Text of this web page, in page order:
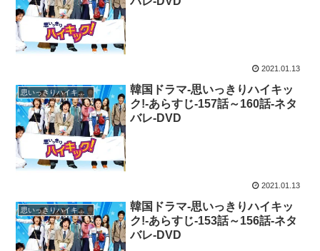
2021.01.13
思いっきりハイキック！
韓国ドラマ-思いっきりハイキッ
ク!-あらすじ-157話～160話-ネタ
バレ-DVD
2021.01.13
思いっきりハイキック！
韓国ドラマ-思いっきりハイキッ
ク!-あらすじ-153話～156話-ネタ
バレ-DVD